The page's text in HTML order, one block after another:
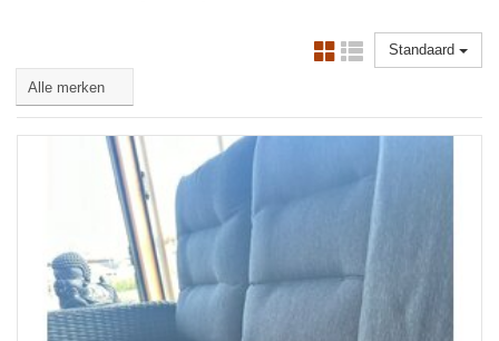
Standaard